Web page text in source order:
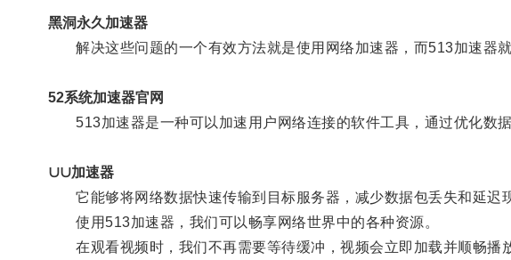
黑洞永久加速器
解决这些问题的一个有效方法就是使用网络加速器，而513加速器就
52系统加速器官网
513加速器是一种可以加速用户网络连接的软件工具，通过优化数据
∪∪加速器
它能够将网络数据快速传输到目标服务器，减少数据包丢失和延迟
使用513加速器，我们可以畅享网络世界中的各种资源。
在观看视频时，我们不再需要等待缓冲，视频会立即加载并顺畅播